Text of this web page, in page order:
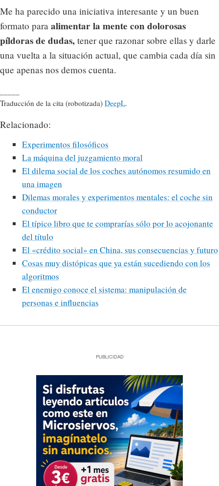
Me ha parecido una iniciativa interesante y un buen
formato para alimentar la mente con dolorosas
píldoras de dudas, tener que razonar sobre ellas y darle
una vuelta a la situación actual, que cambia cada día sin
que apenas nos demos cuenta.
Traducción de la cita (robotizada) DeepL.
Relacionado:
Experimentos filosóficos
La máquina del juzgamiento moral
El dilema social de los coches autónomos resumido en
una imagen
Dilemas morales y experimentos mentales: el coche sin
conductor
El típico libro que te comprarías sólo por lo acojonante
del título
El «crédito social» en China, sus consecuencias y futuro
Cosas muy distópicas que ya están sucediendo con los
algoritmos
El enemigo conoce el sistema: manipulación de
personas e influencias
PUBLICIDAD